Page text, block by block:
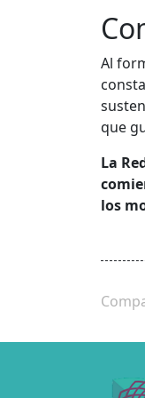
Al
que
La
los